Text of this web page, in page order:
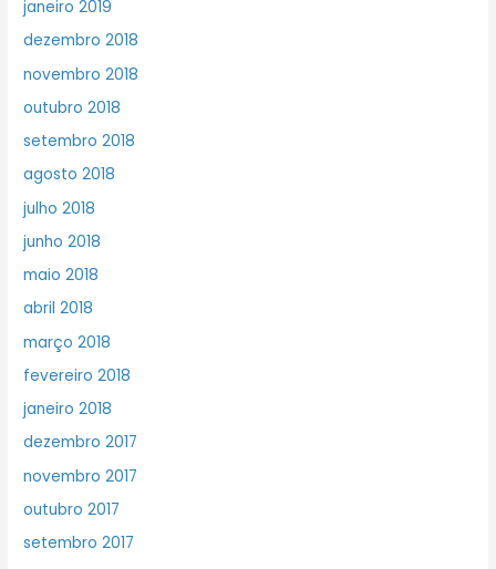
janeiro 2019
dezembro 2018
novembro 2018
outubro 2018
setembro 2018
agosto 2018
julho 2018
junho 2018
maio 2018
abril 2018
março 2018
fevereiro 2018
janeiro 2018
dezembro 2017
novembro 2017
outubro 2017
setembro 2017